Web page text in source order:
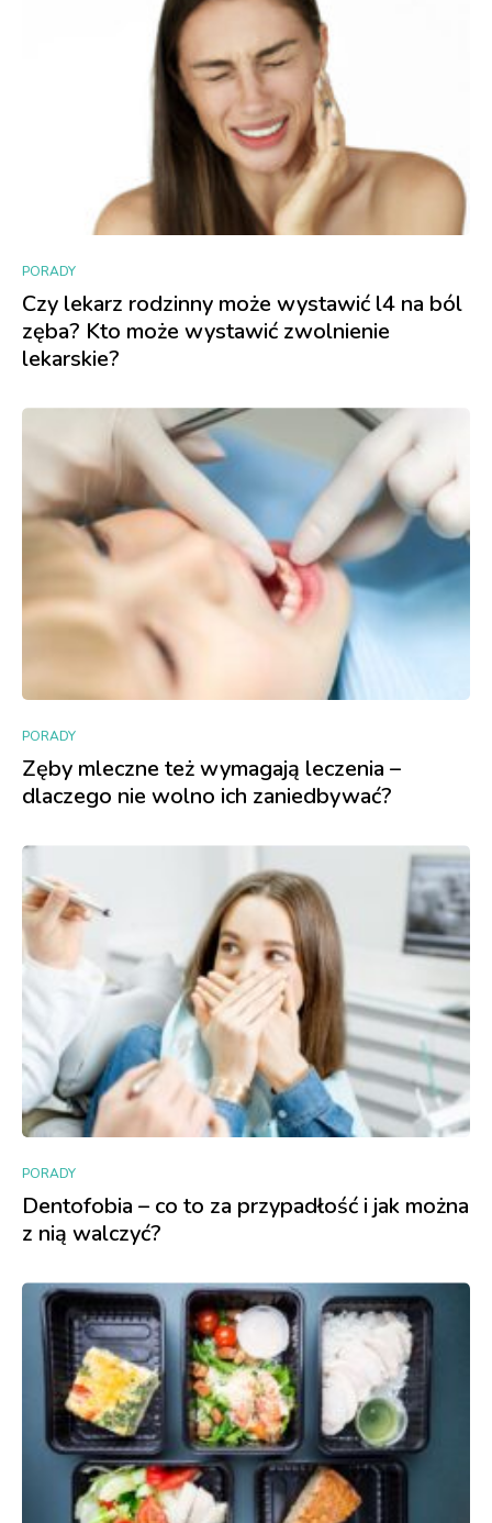
PORADY
Czy lekarz rodzinny może wystawić l4 na ból
zęba? Kto może wystawić zwolnienie
lekarskie?
PORADY
Zęby mleczne też wymagają leczenia –
dlaczego nie wolno ich zaniedbywać?
PORADY
Dentofobia – co to za przypadłość i jak można
z nią walczyć?